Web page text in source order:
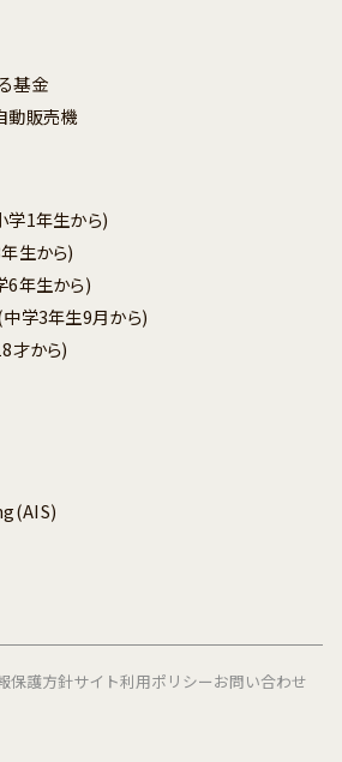
基金
動販売機
学1年生から)
生から)
6年生から)
学3年生9月から)
才から)
保護方針サイト利用ポリシーお問い合わせ